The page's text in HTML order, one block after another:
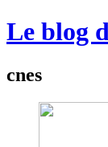
Le blog
cnes